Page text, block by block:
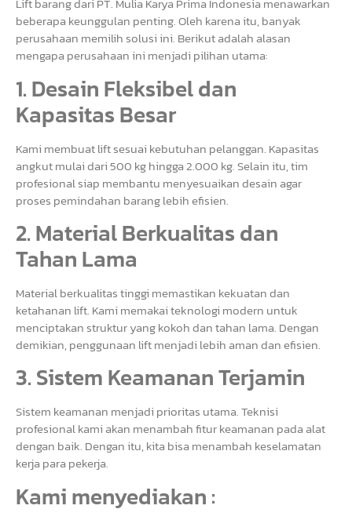
Lift barang dari PT. Mulia Karya Prima Indonesia menawarkan
beberapa keunggulan penting. Oleh karena itu, banyak
perusahaan memilih solusi ini. Berikut adalah alasan
mengapa perusahaan ini menjadi pilihan utama:
1. Desain Fleksibel dan
Kapasitas Besar
Kami membuat lift sesuai kebutuhan pelanggan. Kapasitas
angkut mulai dari 500 kg hingga 2.000 kg. Selain itu, tim
profesional siap membantu menyesuaikan desain agar
proses pemindahan barang lebih efisien.
2. Material Berkualitas dan
Tahan Lama
Material berkualitas tinggi memastikan kekuatan dan
ketahanan lift. Kami memakai teknologi modern untuk
menciptakan struktur yang kokoh dan tahan lama. Dengan
demikian, penggunaan lift menjadi lebih aman dan efisien.
3. Sistem Keamanan Terjamin
Sistem keamanan menjadi prioritas utama. Teknisi
profesional kami akan menambah fitur keamanan pada alat
dengan baik. Dengan itu, kita bisa menambah keselamatan
kerja para pekerja.
Kami menyediakan :